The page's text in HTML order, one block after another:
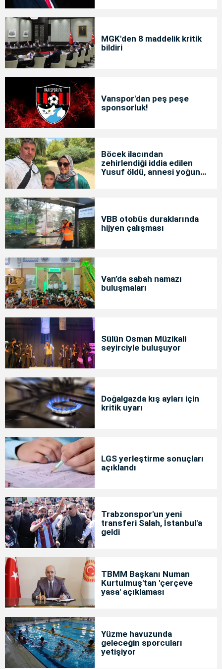
MGK'den 8 maddelik kritik
bildiri
Vanspor'dan peş peşe
sponsorluk!
Böcek ilacından
zehirlendiği iddia edilen
Yusuf öldü, annesi yoğun
VBB otobüs duraklarında
hijyen çalışması
Van’da sabah namazı
buluşmaları
Sülün Osman Müzikali
seyirciyle buluşuyor
Doğalgazda kış ayları için
kritik uyarı
LGS yerleştirme sonuçları
açıklandı
Trabzonspor'un yeni
transferi Salah, İstanbul'a
geldi
TBMM Başkanı Numan
Kurtulmuş'tan 'çerçeve
yasa' açıklaması
Yüzme havuzunda
geleceğin sporcuları
yetişiyor